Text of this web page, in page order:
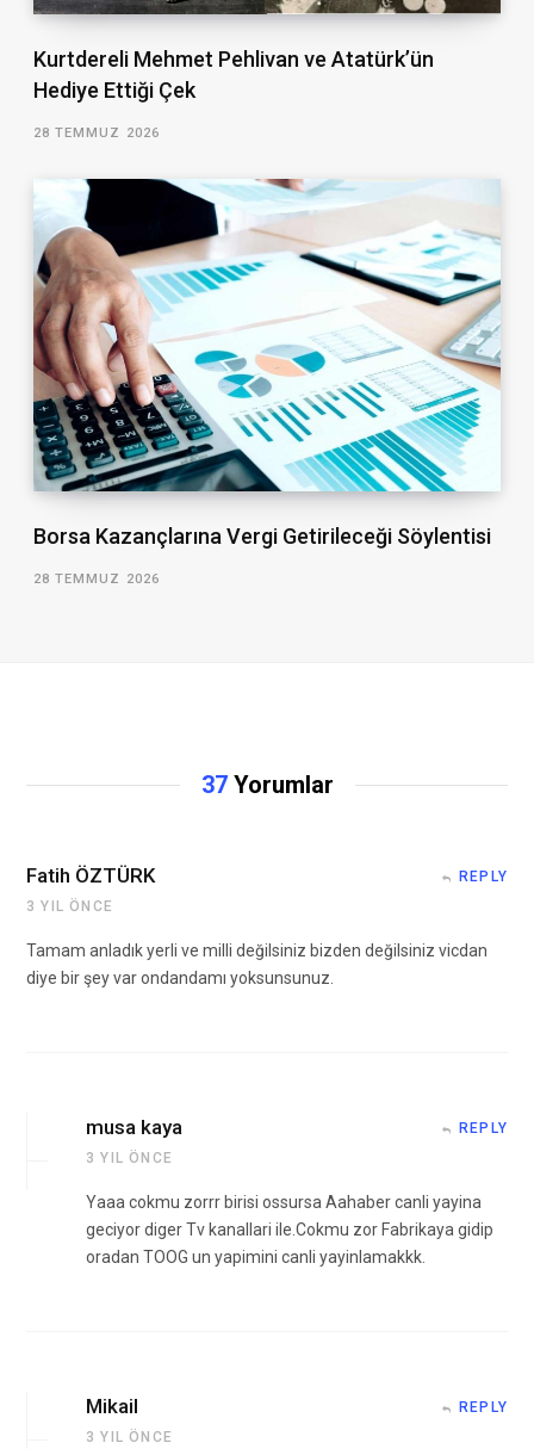
Kurtdereli Mehmet Pehlivan ve Atatürk’ün
Hediye Ettiği Çek
28 TEMMUZ 2026
Borsa Kazançlarına Vergi Getirileceği Söylentisi
28 TEMMUZ 2026
37Yorumlar
Fatih ÖZTÜRK
3 YIL ÖNCE
REPLY
Tamam anladık yerli ve milli değilsiniz bizden değilsiniz vicdan
diye bir şey var ondandamı yoksunsunuz.
musa kaya
3 YIL ÖNCE
REPLY
Yaaa cokmu zorrr birisi ossursa Aahaber canli yayina
geciyor diger Tv kanallari ile.Cokmu zor Fabrikaya gidip
oradan TOOG un yapimini canli yayinlamakkk.
Mikail
3 YIL ÖNCE
REPLY